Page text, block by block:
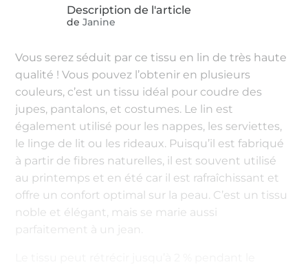
de Janine
Vous serez séduit par ce tissu en lin de très haute
qualité ! Vous pouvez l’obtenir en plusieurs
couleurs, c’est un tissu idéal pour coudre des
jupes, pantalons, et costumes. Le lin est
également utilisé pour les nappes, les serviettes,
le linge de lit ou les rideaux. Puisqu’il est fabriqué
à partir de fibres naturelles, il est souvent utilisé
au printemps et en été car il est rafraîchissant et
offre un confort optimal sur la peau. C’est un tissu
noble et élégant, mais se marie aussi
parfaitement à un jean.